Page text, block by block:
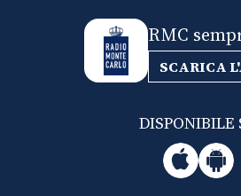
RMC
SCARICA
DISPONIBILE